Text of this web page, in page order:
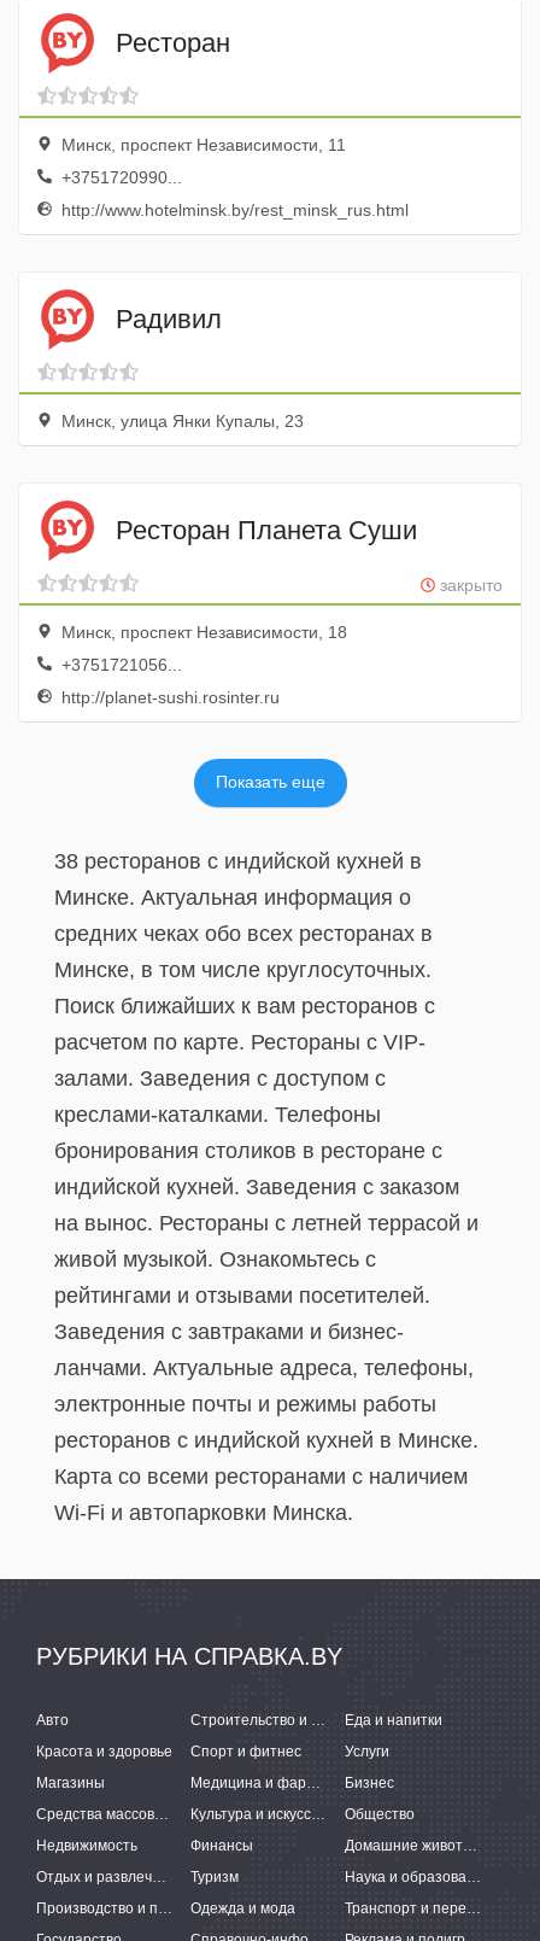
Ресторан
Минск, проспект Независимости, 11
+3751720990...
http://www.hotelminsk.by/rest_minsk_rus.html
Радивил
Минск, улица Янки Купалы, 23
Ресторан Планета Суши
закрыто
Минск, проспект Независимости, 18
+3751721056...
http://planet-sushi.rosinter.ru
Показать еще
38 ресторанов с индийской кухней в
Минске. Актуальная информация о
средних чеках обо всех ресторанах в
Минске, в том числе круглосуточных.
Поиск ближайших к вам ресторанов с
расчетом по карте. Рестораны с VIP-
залами. Заведения с доступом с
креслами-каталками. Телефоны
бронирования столиков в ресторане с
индийской кухней. Заведения с заказом
на вынос. Рестораны с летней террасой и
живой музыкой. Ознакомьтесь с
рейтингами и отзывами посетителей.
Заведения с завтраками и бизнес-
ланчами. Актуальные адреса, телефоны,
электронные почты и режимы работы
ресторанов с индийской кухней в Минске.
Карта со всеми ресторанами с наличием
Wi-Fi и автопарковки Минска.
РУБРИКИ НА СПРАВКА.BY
Авто Строительство и ремонт
Еда и напитки
Красота и здоровье
Спорт и фитнес
Услуги
Магазины
Медицина и фармацевтика
Бизнес
Средства массовой информации
Культура и искусство
Общество
Недвижимость
Финансы
Домашние животные
Отдых и развлечения
Туризм
Наука и образование
Производство и поставки
Одежда и мода
Транспорт и перевозки